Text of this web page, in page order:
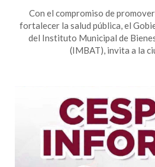
Con el compromiso de
fortalecer la salud pública, el
del Instituto Municipal de
(IMBAT), invita a la